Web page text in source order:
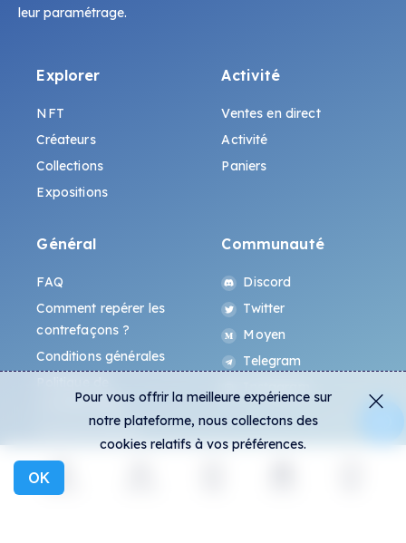
Explorer
leur paramétrage.
Explorer
NFT
Créateurs
Collections
Expositions
Activité
Ventes en direct
Activité
Paniers
Général
FAQ
Comment repérer les
contrefaçons ?
Conditions générales
confidentialité
Protocole All-Art
Communauté
Discord
Twitter
Moyen
Telegram
Instagram
Pour vous offrir la meilleure expérience sur
notre plateforme, nous collectons des
cookies relatifs à vos préférences.
OK